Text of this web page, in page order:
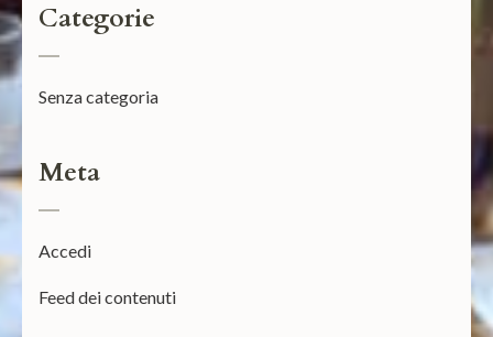
Categorie
Senza categoria
Meta
Accedi
Feed dei contenuti